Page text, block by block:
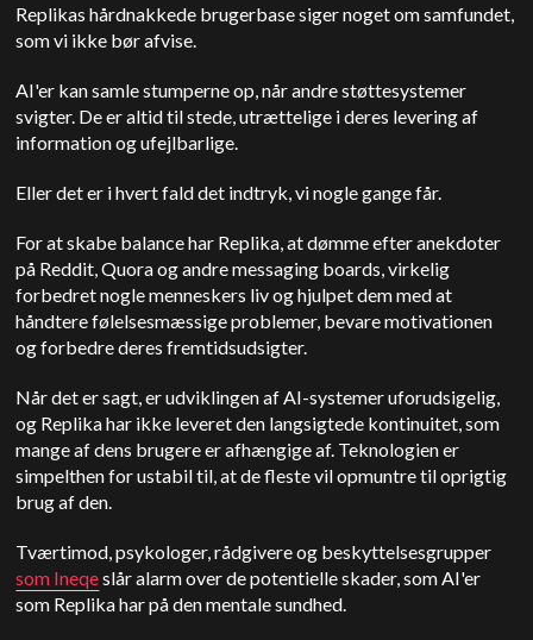
Replikas hårdnakkede brugerbase siger noget om samfundet,
som vi ikke bør afvise.
AI'er kan samle stumperne op, når andre støttesystemer
svigter. De er altid til stede, utrættelige i deres levering af
information og ufejlbarlige.
Eller det er i hvert fald det indtryk, vi nogle gange får.
For at skabe balance har Replika, at dømme efter anekdoter
på Reddit, Quora og andre messaging boards, virkelig
forbedret nogle menneskers liv og hjulpet dem med at
håndtere følelsesmæssige problemer, bevare motivationen
og forbedre deres fremtidsudsigter.
Når det er sagt, er udviklingen af AI-systemer uforudsigelig,
og Replika har ikke leveret den langsigtede kontinuitet, som
mange af dens brugere er afhængige af. Teknologien er
simpelthen for ustabil til, at de fleste vil opmuntre til oprigtig
brug af den.
Tværtimod, psykologer, rådgivere og beskyttelsesgrupper
som Ineqeslår alarm over de potentielle skader, som AI'er
som Replika har på den mentale sundhed.